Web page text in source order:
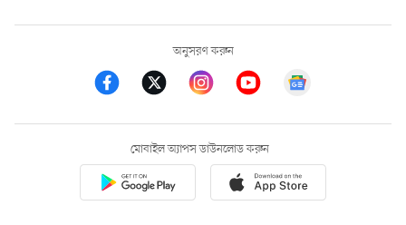
অনুসরণ করুন
মোবাইল অ্যাপস ডাউনলোড করুন